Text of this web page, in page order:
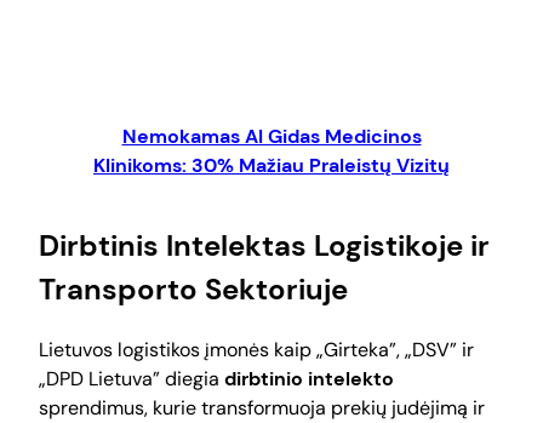
Nemokamas AI Gidas Medicinos
Klinikoms: 30% Mažiau Praleistų Vizitų
Dirbtinis Intelektas Logistikoje ir
Transporto Sektoriuje
Lietuvos logistikos įmonės kaip „Girteka”, „DSV” ir
„DPD Lietuva” diegia dirbtinio intelekto
sprendimus, kurie transformuoja prekių judėjimą ir